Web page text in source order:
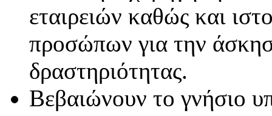
εταιρειών καθώς και
προσώπων για την
δραστηριότητας.
Βεβαιώνουν το γνήσιο